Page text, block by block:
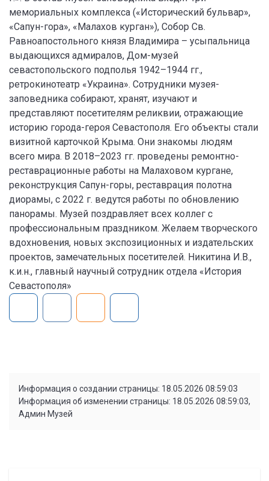
мемориальных комплекса («Исторический бульвар»,
«Сапун-гора», «Малахов курган»), Собор Св.
Равноапостольного князя Владимира – усыпальница
выдающихся адмиралов, Дом-музей
севастопольского подполья 1942–1944 гг.,
ретрокинотеатр «Украина». Сотрудники музея-
заповедника собирают, хранят, изучают и
представляют посетителям реликвии, отражающие
историю города-героя Севастополя. Его объекты стали
визитной карточкой Крыма. Они знакомы людям
всего мира. В 2018–2023 гг. проведены ремонтно-
реставрационные работы на Малаховом кургане,
реконструкция Сапун-горы, реставрация полотна
диорамы, с 2022 г. ведутся работы по обновлению
панорамы. Музей поздравляет всех коллег с
профессиональным праздником. Желаем творческого
вдохновения, новых экспозиционных и издательских
проектов, замечательных посетителей. Никитина И.В.,
к.и.н., главный научный сотрудник отдела «История
Севастополя»
Информация о создании страницы: 18.05.2026 08:59:03
Информация об изменении страницы: 18.05.2026 08:59:03,
Админ Музей